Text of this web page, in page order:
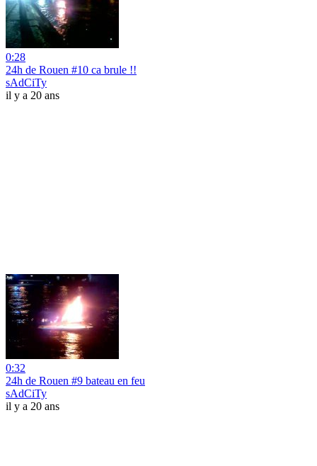
0:28
24h de Rouen #10 ca brule !!
sAdCiTy
il y a 20 ans
0:32
24h de Rouen #9 bateau en feu
sAdCiTy
il y a 20 ans